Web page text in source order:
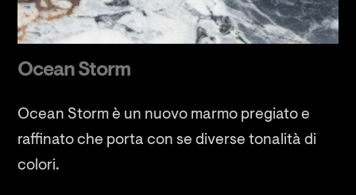
Ocean Storm
Ocean Storm è un nuovo marmo pregiato e
raffinato che porta con se diverse tonalità di
colori.